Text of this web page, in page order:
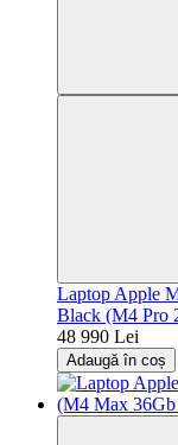
Laptop Apple
Black (M4 Pro
48 990 Lei
Adaugă în coș